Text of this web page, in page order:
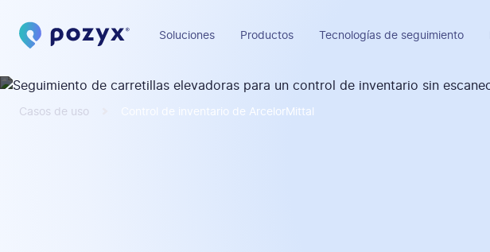
Soluciones Productos Tecnologías de seguimiento
Casos de uso Control de inventario de ArcelorMittal